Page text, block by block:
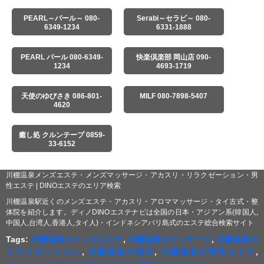
PEARL～パール～ 080-
6349-1234
Serabi～セラビ～ 080-
6331-1888
PEARL パール 080-6349-
1234
快楽倶楽部 岡山店 090-
4693-1719
天使のゆびさき 086-801-
4620
MILF 080-7898-5407
癒し処 クルンテープ 0859-
33-6152
川棚温泉メンズエステ・メンズマッサージ・アカスリ・リラクゼーション・男
性エステ | DINOエステのエリア検索
川棚温泉駅近くのメンズエステ・アカスリ・アロママッサージ・タイ古式・整
体院を紹介します。ディノDINOエステナビは全国の日本・アジアン系(韓国人,
中国人,台湾人,香港人,タイ人)・インドネシアバリ島式のエステ総合検索サイト
Tags: 川棚温泉のメンズエステ, 川棚温泉のマッサージ, 川棚温泉の
リラクゼーション, 川棚温泉の指圧, 川棚温泉の男性エステ,